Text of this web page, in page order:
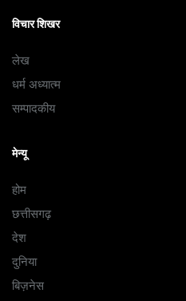
विचार शिखर
लेख
धर्म अध्यात्म
सम्पादकीय
मेन्यू
होम
छत्तीसगढ़
देश
दुनिया
बिज़नेस